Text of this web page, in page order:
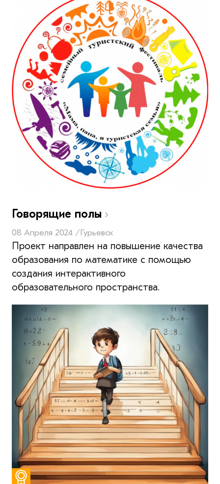
Говорящие полы
08 Апреля 2024 /Гурьевск
Проект направлен на повышение качества
образования по математике с помощью
создания интерактивного
образовательного пространства.